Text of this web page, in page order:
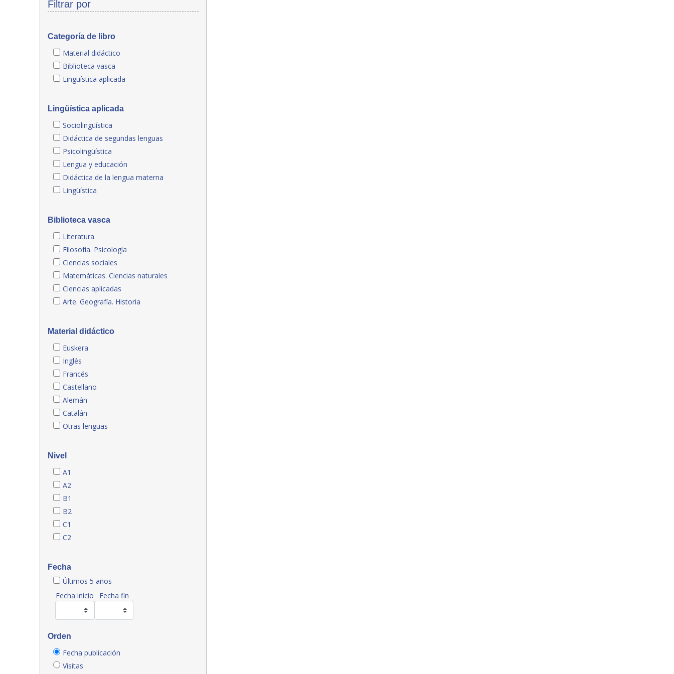
Filtrar por
Categoría de libro
Material didáctico
Biblioteca vasca
Lingüística aplicada
Lingüística aplicada
Sociolingüística
Didáctica de segundas lenguas
Psicolingüística
Lengua y educación
Didáctica de la lengua materna
Lingüística
Biblioteca vasca
Literatura
Filosofía. Psicología
Ciencias sociales
Matemáticas. Ciencias naturales
Ciencias aplicadas
Arte. Geografía. Historia
Material didáctico
Euskera
Inglés
Francés
Castellano
Alemán
Catalán
Otras lenguas
Nivel
A1
A2
B1
B2
C1
C2
Fecha
Últimos 5 años
Fecha inicio
Fecha fin
Orden
Fecha publicación
Visitas